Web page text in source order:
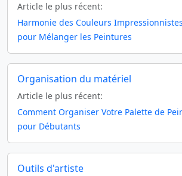
Article le plus récent:
Harmonie des Couleurs
pour Mélanger les Peintures
Organisation du matériel
Article le plus récent:
Comment Organiser Votre Palette de
pour Débutants
Outils d'artiste